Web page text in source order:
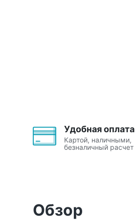
Удобная оплата
Картой, наличными,
безналичный расчет
Обзор